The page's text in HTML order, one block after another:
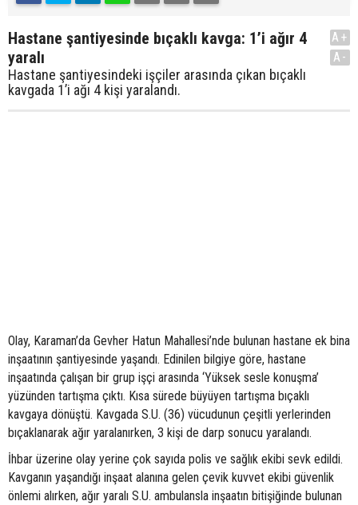
Hastane şantiyesinde bıçaklı kavga: 1’i ağır 4
yaralı
Hastane şantiyesindeki işçiler arasında çıkan bıçaklı
kavgada 1’i ağı 4 kişi yaralandı.
A+
A-
Olay, Karaman’da Gevher Hatun Mahallesi’nde bulunan hastane ek bina
inşaatının şantiyesinde yaşandı. Edinilen bilgiye göre, hastane
inşaatında çalışan bir grup işçi arasında ‘Yüksek sesle konuşma’
yüzünden tartışma çıktı. Kısa sürede büyüyen tartışma bıçaklı
kavgaya dönüştü. Kavgada S.U. (36) vücudunun çeşitli yerlerinden
bıçaklanarak ağır yaralanırken, 3 kişi de darp sonucu yaralandı.
İhbar üzerine olay yerine çok sayıda polis ve sağlık ekibi sevk edildi.
Kavganın yaşandığı inşaat alanına gelen çevik kuvvet ekibi güvenlik
önlemi alırken, ağır yaralı S.U. ambulansla inşaatın bitişiğinde bulunan